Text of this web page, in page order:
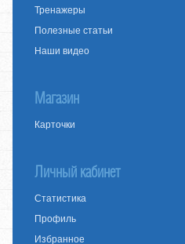
Тренажеры
Полезные статьи
Наши видео
Магазин
Карточки
Личный кабинет
Статистика
Профиль
Избранное